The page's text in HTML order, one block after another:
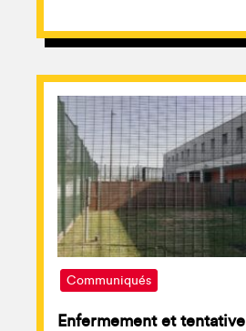
Communiqués
Enfermement et